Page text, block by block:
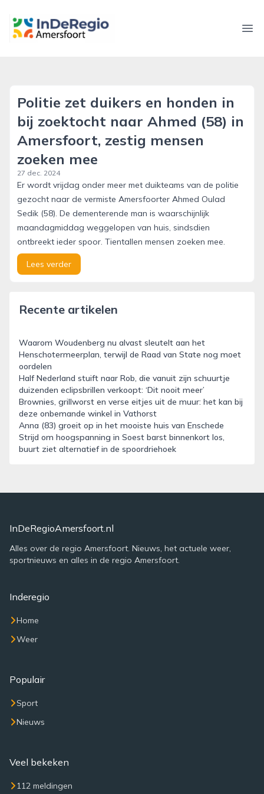
inderegioamersfoort.nl
Politie zet duikers en honden in
bij zoektocht naar Ahmed (58) in
Amersfoort, zestig mensen
zoeken mee
27 dec. 2024
Er wordt vrijdag onder meer met duikteams van de politie
gezocht naar de vermiste Amersfoorter Ahmed Oulad
Sedik (58). De dementerende man is waarschijnlijk
maandagmiddag weggelopen van huis, sindsdien
ontbreekt ieder spoor. Tientallen mensen zoeken mee.
Lees verder
Recente artikelen
Waarom Woudenberg nu alvast sleutelt aan het
Henschotermeerplan, terwijl de Raad van State nog moet
oordelen
Half Nederland stuift naar Rob, die vanuit zijn schuurtje
duizenden eclipsbrillen verkoopt: ‘Dit nooit meer’
Brownies, grillworst en verse eitjes uit de muur: het kan bij
deze onbemande winkel in Vathorst
Anna (83) groeit op in het mooiste huis van Enschede
Strijd om hoogspanning in Soest barst binnenkort los,
buurt ziet alternatief in de spoordriehoek
InDeRegioAmersfoort.nl
Alles over de regio Amersfoort. Nieuws, het actuele weer,
sportnieuws en alles in de regio Amersfoort.
Inderegio
Home
Weer
Populair
Sport
Nieuws
Veel bekeken
112 meldingen